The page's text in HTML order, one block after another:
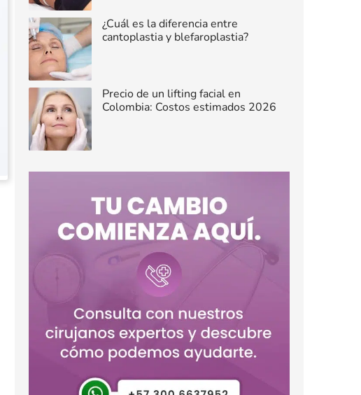
¿Cuál es la diferencia entre
cantoplastia y blefaroplastia?
Precio de un lifting facial en
Colombia: Costos estimados 2026